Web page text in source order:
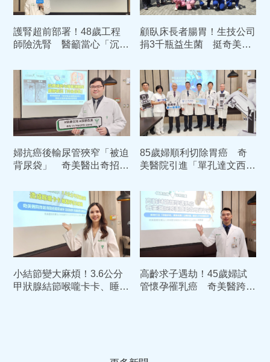
護腎超前部署！48歲工程
師險洗腎 醫籲當心「沉默
顧臥床長者腸胃！生技公司
捐3千瓶益生菌 挺奇美居
婦抗癌後輸尿管狹窄「被迫
背尿袋」 奇美醫出奇招助
85歲婦順利切除胃癌 奇
美醫院引進「單孔達文西系
小結節變大麻煩！3.6公分
甲狀腺結節喉嚨卡卡、睡覺
高齡求子遇劫！45歲婦試
管懷孕罹乳癌 奇美醫跨科